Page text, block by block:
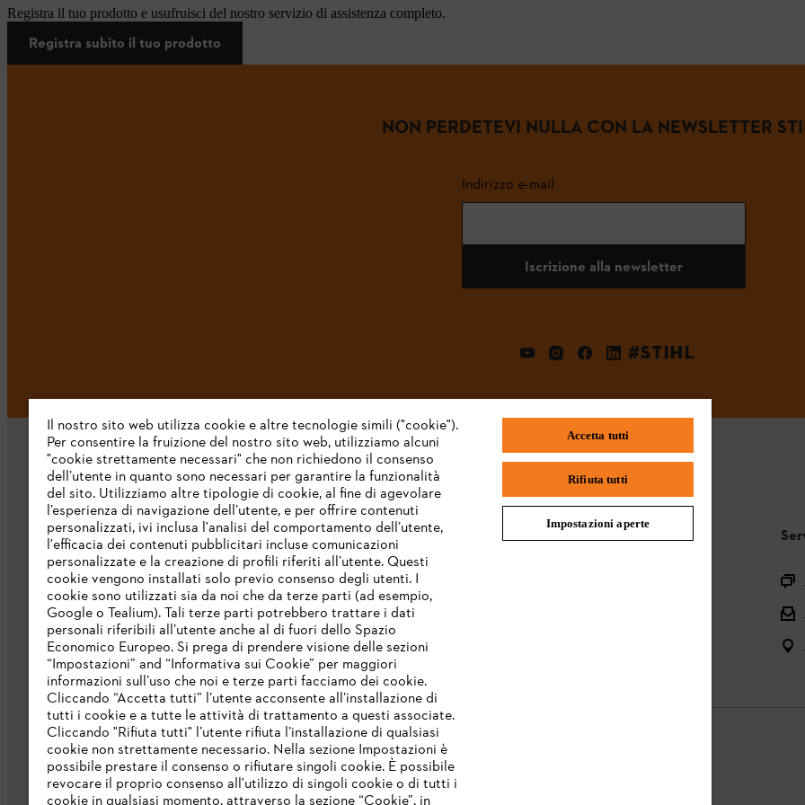
Registra il tuo prodotto e usufruisci del nostro servizio di assistenza completo.
Registra subito il tuo prodotto
NON PERDETEVI NULLA CON LA NEWSLETTER
Indirizzo e-mail
Iscrizione alla newsletter
#STIHL
L’azienda
Chi siamo
Scarica il catalogo
STIHL Integrity Line
STIHL FAQ
Termini e condizioni generali Privacy policy Note legali
Il nostro sito web utilizza cookie e altre tecnologie simili ("cookie").
Per consentire la fruizione del nostro sito web, utilizziamo alcuni
"cookie strettamente necessari" che non richiedono il consenso
dell’utente in quanto sono necessari per garantire la funzionalità
del sito. Utilizziamo altre tipologie di cookie, al fine di agevolare
l’esperienza di navigazione dell’utente, e per offrire contenuti
personalizzati, ivi inclusa l'analisi del comportamento dell’utente,
l'efficacia dei contenuti pubblicitari incluse comunicazioni
personalizzate e la creazione di profili riferiti all’utente. Questi
cookie vengono installati solo previo consenso degli utenti. I
cookie sono utilizzati sia da noi che da terze parti (ad esempio,
Google o Tealium). Tali terze parti potrebbero trattare i dati
personali riferibili all’utente anche al di fuori dello Spazio
Economico Europeo. Si prega di prendere visione delle sezioni
“Impostazioni” and “Informativa sui Cookie” per maggiori
informazioni sull’uso che noi e terze parti facciamo dei cookie.
Cliccando “Accetta tutti” l’utente acconsente all’installazione di
tutti i cookie e a tutte le attività di trattamento a questi associate.
Cliccando "Rifiuta tutti" l’utente rifiuta l’installazione di qualsiasi
cookie non strettamente necessario. Nella sezione Impostazioni è
possibile prestare il consenso o rifiutare singoli cookie. È possibile
revocare il proprio consenso all'utilizzo di singoli cookie o di tutti i
Accetta tutti
Rifiuta tutti
Impostazioni aperte